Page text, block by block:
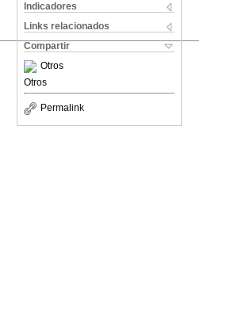
Indicadores
Links relacionados
Compartir
Otros
Otros
Permalink